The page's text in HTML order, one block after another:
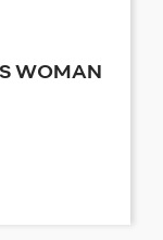
WOMAN